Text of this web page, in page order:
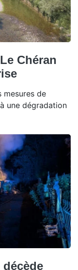
Chéran
mesures de
une dégradation